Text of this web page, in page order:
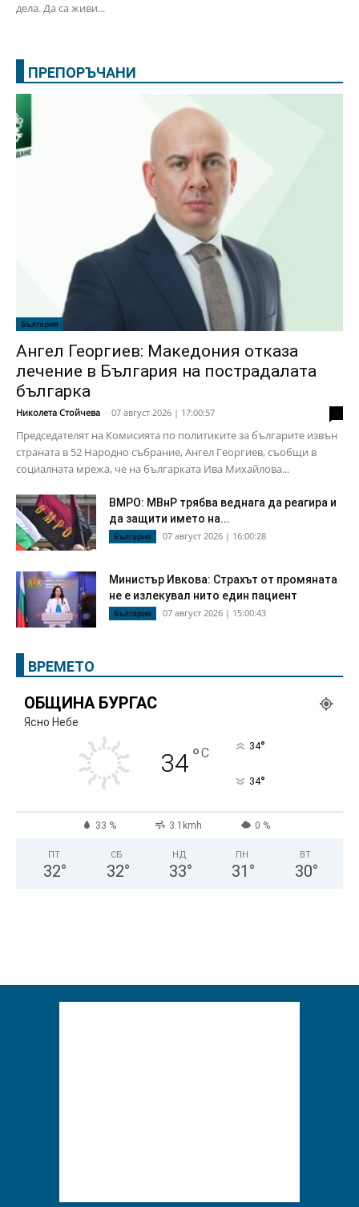
дела. Да са живи...
ПРЕПОРЪЧАНИ
България
Ангел Георгиев: Македония отказа
лечение в България на пострадалата
българка
Николета Стойчева - 07 август 2026 | 17:00:57
Председателят на Комисията по политиките за българите извън
страната в 52 Народно събрание, Ангел Георгиев, съобщи в
социалната мрежа, че на българката Ива Михайлова...
ВМРО: МВнР трябва веднага да реагира и
да защити името на...
България 07 август 2026 | 16:00:28
Министър Ивкова: Страхът от промяната
не е излекувал нито един пациент
България 07 август 2026 | 15:00:43
ВРЕМЕТО
ОБЩИНА БУРГАС
Ясно Небе
34°C 34°
34°
33 % 3.1kmh 0 %
ПТ
32°
СБ
32°
НД
33°
ПН
31 °
ВТ
30°